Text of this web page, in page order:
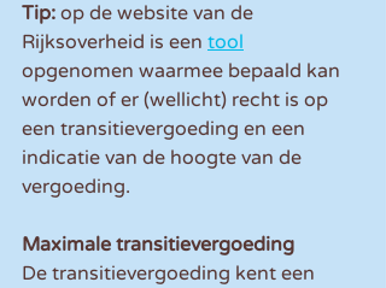
Tip: op de website van de
Rijksoverheid is een tool
opgenomen waarmee bepaald kan
worden of er (wellicht) recht is op
een transitievergoeding en een
indicatie van de hoogte van de
vergoeding.
Maximale transitievergoeding
De transitievergoeding kent een